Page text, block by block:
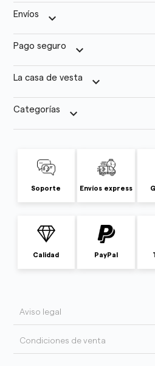
Envíos keyboard_arrow_down
Pago seguro keyboard_arrow_down
La casa de vesta keyboard_arrow_down
Categorías keyboard_arrow_down
Soporte Envíos express
Calidad PayPal
Aviso legal
Condiciones de venta